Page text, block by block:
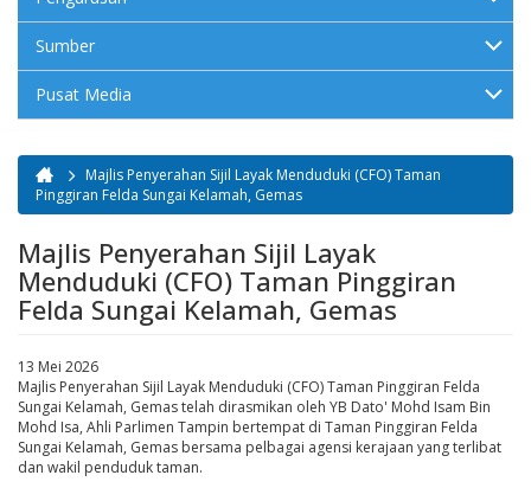
Sumber
Pusat Media
Anda di sini
Majlis Penyerahan Sijil Layak Menduduki (CFO) Taman
Pinggiran Felda Sungai Kelamah, Gemas
Majlis Penyerahan Sijil Layak
Menduduki (CFO) Taman Pinggiran
Felda Sungai Kelamah, Gemas
13 Mei 2026
Majlis Penyerahan Sijil Layak Menduduki (CFO) Taman Pinggiran Felda
Sungai Kelamah, Gemas telah dirasmikan oleh YB Dato' Mohd Isam Bin
Mohd Isa, Ahli Parlimen Tampin bertempat di Taman Pinggiran Felda
Sungai Kelamah, Gemas bersama pelbagai agensi kerajaan yang terlibat
dan wakil penduduk taman.